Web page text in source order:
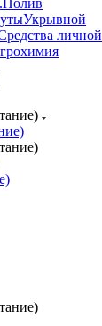
Укрывной
личной